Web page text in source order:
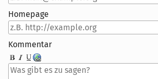
Homepage
Kommentar